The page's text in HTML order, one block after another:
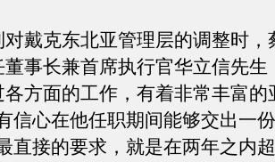
克东北亚管理层的调整时，
事长兼首席执行官华立信先生
各方面的工作，有着非常丰富的
信心在他任职期间能够交出一
直接的要求，就是在两年之内